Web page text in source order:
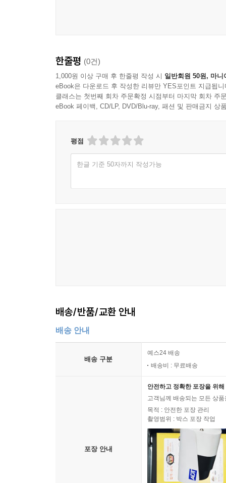
한줄평 (0건)
1,000원 이상 구매 후 한줄평 작성 시 일반회원 50원, 마니
eBook은 다운로드 후 작성한 리뷰만 YES포인트 지급됩니
클래스는 첫번째 회차 주문확정 시점부터 마지막 회차 주
eBook 페이백, CD/LP, DVD/Blu-ray, 패션 및 판매금지 상
평점
한글 기준 50자까지 작성가능
배송/반품/교환 안내
배송 안내
배송 구분
예스24 배송
배송비 : 무료배송
포장 안내
안전하고 정확한 포장을 위
고객님께 배송되는 모든 상
목적 : 안전한 포장 관리
촬영범위 : 박스 포장 작업